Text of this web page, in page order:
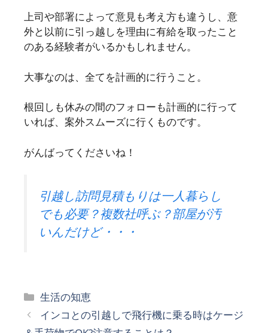
上司や部署によって意見も考え方も違うし、意
外と以前に引っ越しを理由に有給を取ったこと
のある経験者がいるかもしれません。
大事なのは、全てを計画的に行うこと。
根回しも休みの間のフォローも計画的に行って
いれば、案外スムーズに行くものです。
がんばってくださいね！
引越し訪問見積もりは一人暮らし
でも必要？複数社呼ぶ？部屋が汚
いんだけど・・・
カ
テ
ゴ
生活の知恵
インコとの引越しで飛行機に乗る時はケージ